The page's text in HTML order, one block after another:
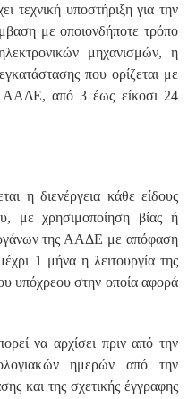
τεχνική υποστήριξη για την
με οποιονδήποτε τρόπο
μηχανισμών, η
που ορίζεται με
ΑΑΔΕ, από 3 έως είκοσι 24
η διενέργεια κάθε είδους
με χρησιμοποίηση βίας ή
της ΑΑΔΕ με απόφαση
1 μήνα η λειτουργία της
υπόχρεου στην οποία αφορά
να αρχίσει πριν από την
ημερών από την
και της σχετικής έγγραφης